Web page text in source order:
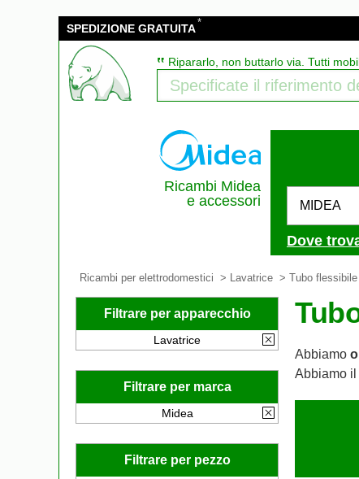
SPEDIZIONE GRATUITA*
‟ Ripararlo, non buttarlo via. Tutti
Ricambi Midea
e accessori
MIDEA
Dove
Ricambi per elettrodomestici > Lavatrice > Tubo flessibile
Filtrare per apparecchio
Lavatrice
Filtrare per marca
Midea
Filtrare per pezzo
Abbiamo
Abbiamo il